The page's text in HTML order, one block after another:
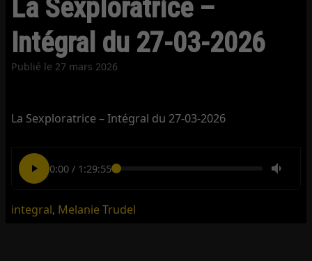
La Sexploratrice –
Intégral du 27-03-2026
Publié le 27 mars 2026
La Sexploratrice – Intégral du 27-03-2026
0:00/ 1:29:55
integral, Melanie Trudel